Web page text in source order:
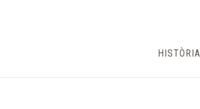
HISTÒRIA